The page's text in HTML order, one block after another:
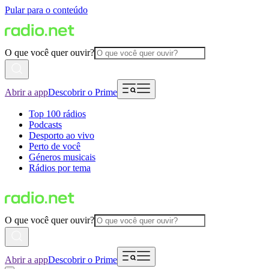
Pular para o conteúdo
O que você quer ouvir?
Abrir a appDescobrir o Prime
Top 100 rádios
Podcasts
Desporto ao vivo
Perto de você
Géneros musicais
Rádios por tema
O que você quer ouvir?
Abrir a appDescobrir o Prime